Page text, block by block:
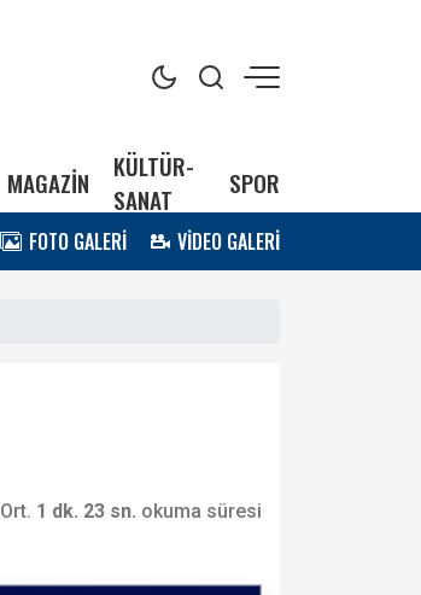
MAGAZİN
KÜLTÜR-
SANAT
SPOR
FOTO GALERİ VİDEO GALERİ
Ort. 1 dk. 23 sn. okuma süresi